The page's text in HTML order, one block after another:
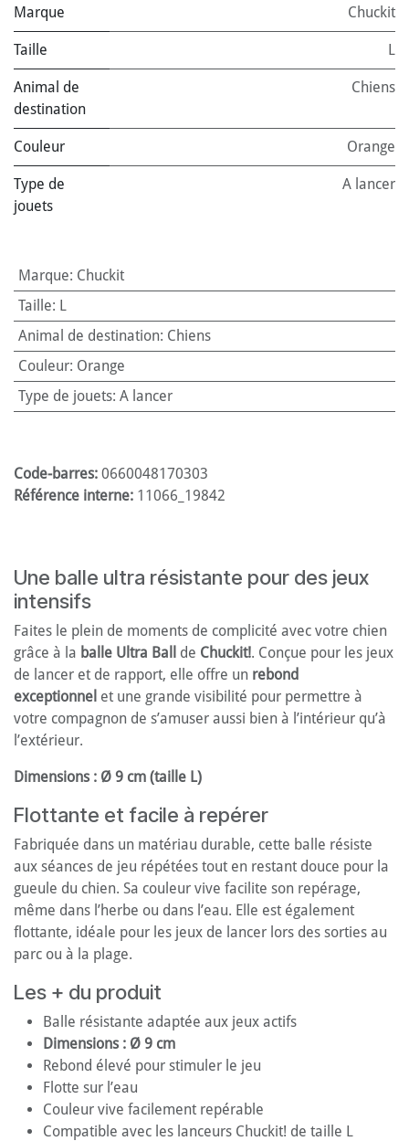
Marque Chuckit
Taille L
Animal de
destination
Chiens
Couleur Orange
Type de
jouets
A lancer
Marque: Chuckit
Taille: L
Animal de destination: Chiens
Couleur: Orange
Type de jouets: A lancer
Code-barres: 0660048170303
Référence interne: 11066_19842
Une balle ultra résistante pour des jeux
intensifs
Faites le plein de moments de complicité avec votre chien
grâce à la balle Ultra Ball de Chuckit!. Conçue pour les jeux
de lancer et de rapport, elle offre un rebond
exceptionnel et une grande visibilité pour permettre à
votre compagnon de s’amuser aussi bien à l’intérieur qu’à
l’extérieur.
Dimensions : Ø 9 cm (taille L)
Flottante et facile à repérer
Fabriquée dans un matériau durable, cette balle résiste
aux séances de jeu répétées tout en restant douce pour la
gueule du chien. Sa couleur vive facilite son repérage,
même dans l’herbe ou dans l’eau. Elle est également
flottante, idéale pour les jeux de lancer lors des sorties au
parc ou à la plage.
Les + du produit
Balle résistante adaptée aux jeux actifs
Dimensions : Ø 9 cm
Rebond élevé pour stimuler le jeu
Flotte sur l’eau
Couleur vive facilement repérable
Compatible avec les lanceurs Chuckit! de taille L